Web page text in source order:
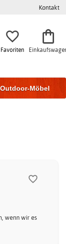
Kontakt
Favoriten
Outdoor-Möbel
wenn wir es